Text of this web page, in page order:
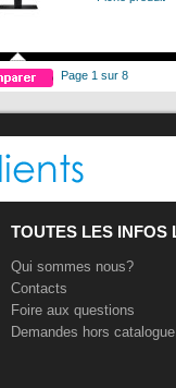
Page 1 sur 8
TOUTES LES INFOS
Qui sommes nous?
Contacts
Foire aux questions
Demandes hors catalogue